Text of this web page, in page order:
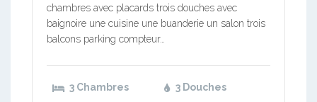
chambres avec placards trois douches avec
baignoire une cuisine une buanderie un salon trois
balcons parking compteur…
3 Chambres 3 Douches